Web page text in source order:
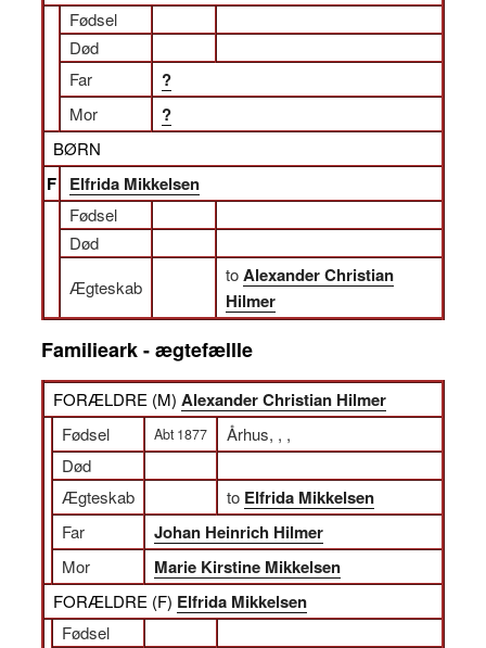
Fødsel
Død
Far
?
Mor ?
BØRN
F Elfrida Mikkelsen
Fødsel
Død
Ægteskab
toAlexander Christian
Hilmer
Familieark - ægtefællle
FORÆLDRE (M) Alexander Christian Hilmer
Fødsel Abt 1877
Århus, , ,
Død
Ægteskab
to Elfrida Mikkelsen
Far Johan Heinrich Hilmer
Mor Marie Kirstine Mikkelsen
FORÆLDRE (F) Elfrida Mikkelsen
Fødsel